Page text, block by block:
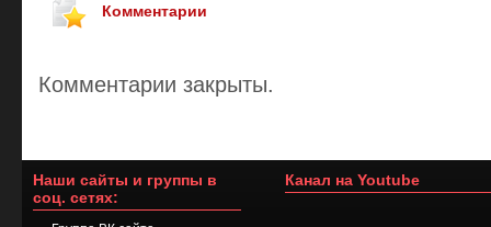
Комментарии
Комментарии закрыты.
Наши сайты и группы в
соц. сетях:
Канал на Youtube